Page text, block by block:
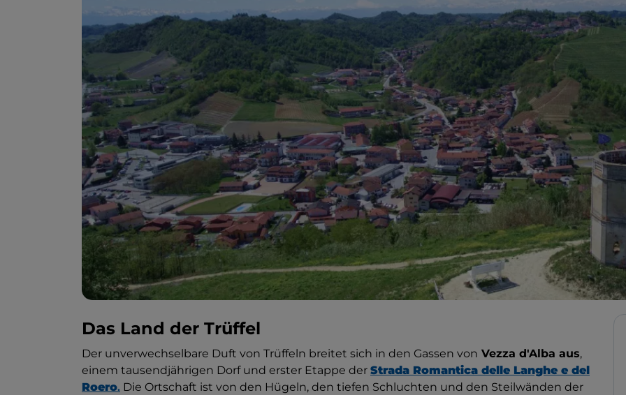
Das Land der Trüffel
Der unverwechselbare Duft von Trüffeln breitet sich in den Gassen von Vezza d'Alba aus,
einem tausendjährigen Dorf und erster Etappe der Strada Romantica delle Langhe e del
Roero. Die Ortschaft ist von den Hügeln, den tiefen Schluchten und den Steilwänden der